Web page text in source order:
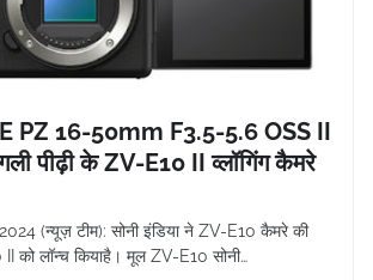
E PZ 16-50mm F3.5-5.6 OSS II
पीढ़ी के ZV-E10 II व्लॉगिंग कैमरे
(न्यूज़ टीम): सोनी इंडिया ने ZV-E10 कैमरे की
II को लॉन्च कियाहै। मूल ZV-E10 सोनी…